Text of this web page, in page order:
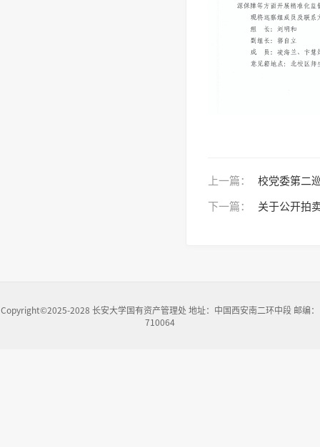
上一篇：
校党委第二
下一篇：
关于公开拍
Copyright©2025-2028 长安大学国有资产管理处 地址：中国西安南二环中段 邮编：
710064